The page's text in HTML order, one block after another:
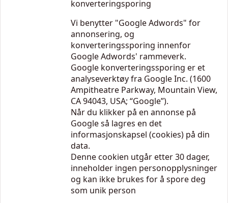
konverteringsporing
Vi benytter "Google Adwords" for
annonsering, og
konverteringssporing innenfor
Google Adwords' rammeverk.
Google konverteringssporing er et
analyseverktøy fra Google Inc. (1600
Ampitheatre Parkway, Mountain View,
CA 94043, USA; “Google”).
Når du klikker på en annonse på
Google så lagres en det
informasjonskapsel (cookies) på din
data.
Denne cookien utgår etter 30 dager,
inneholder ingen personopplysninger
og kan ikke brukes for å spore deg
som unik person